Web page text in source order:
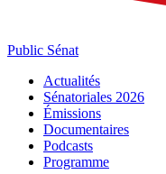
Public Sénat
Actualités
Sénatoriales 2026
Émissions
Documentaires
Podcasts
Programme